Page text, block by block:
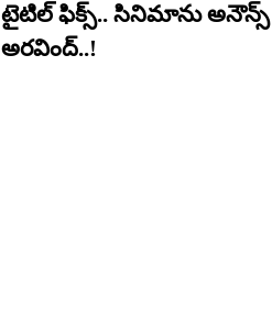
టైటిల్ ఫిక్స్.. సినిమాను అనౌన్స్
అరవింద్..!